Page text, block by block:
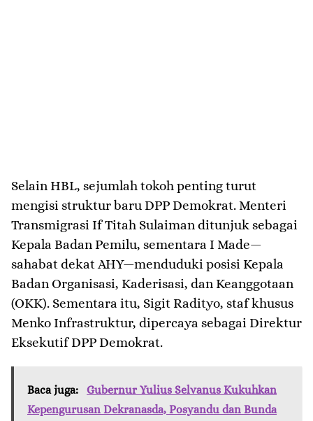
Selain HBL, sejumlah tokoh penting turut
mengisi struktur baru DPP Demokrat. Menteri
Transmigrasi If Titah Sulaiman ditunjuk sebagai
Kepala Badan Pemilu, sementara I Made—
sahabat dekat AHY—menduduki posisi Kepala
Badan Organisasi, Kaderisasi, dan Keanggotaan
(OKK). Sementara itu, Sigit Radityo, staf khusus
Menko Infrastruktur, dipercaya sebagai Direktur
Eksekutif DPP Demokrat.
Baca juga:
Gubernur Yulius Selvanus Kukuhkan
Kepengurusan Dekranasda, Posyandu dan Bunda